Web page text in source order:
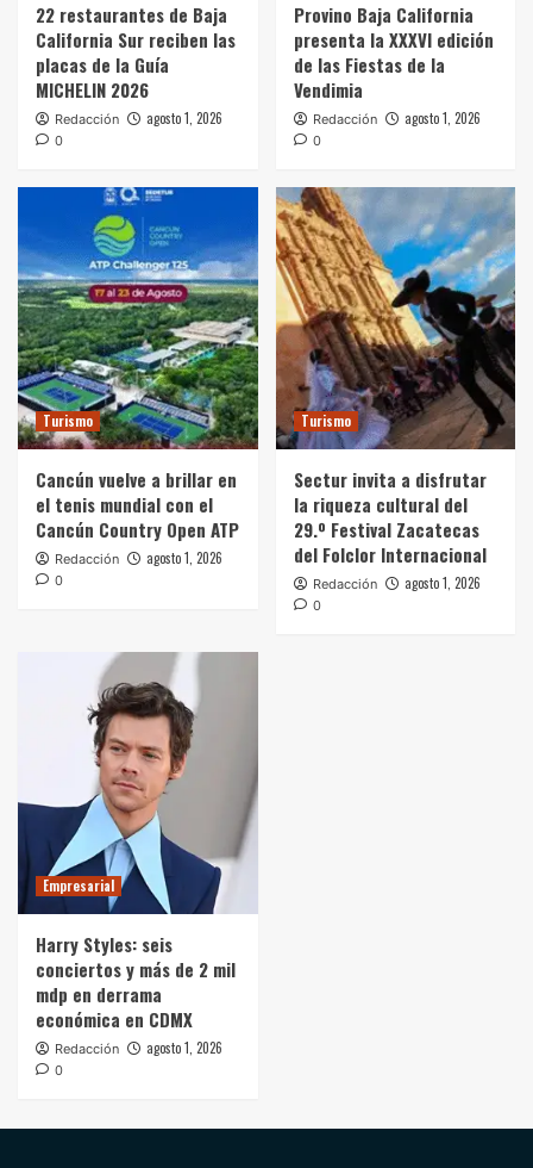
22 restaurantes de Baja
California Sur reciben las
placas de la Guía
MICHELIN 2026
Redacción agosto 1, 2026
0
Provino Baja California
presenta la XXXVI edición
de las Fiestas de la
Vendimia
Redacción agosto 1, 2026
0
Turismo
Cancún vuelve a brillar en
el tenis mundial con el
Cancún Country Open ATP
Redacción agosto 1, 2026
0
Turismo
Sectur invita a disfrutar
la riqueza cultural del
29.º Festival Zacatecas
del Folclor Internacional
Redacción agosto 1, 2026
0
Empresarial
Harry Styles: seis
conciertos y más de 2 mil
mdp en derrama
económica en CDMX
Redacción agosto 1, 2026
0